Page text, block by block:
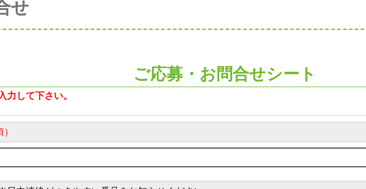
せ
ご応募・お問合せシート
して下さい。